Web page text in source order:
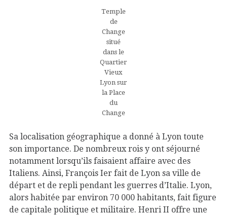
Temple
de
Change
situé
dans le
Quartier
Vieux
Lyon sur
la Place
du
Change
Sa localisation géographique a donné à Lyon toute
son importance. De nombreux rois y ont séjourné
notamment lorsqu’ils faisaient affaire avec des
Italiens. Ainsi, François Ier fait de Lyon sa ville de
départ et de repli pendant les guerres d’Italie. Lyon,
alors habitée par environ 70 000 habitants, fait figure
de capitale politique et militaire. Henri II offre une